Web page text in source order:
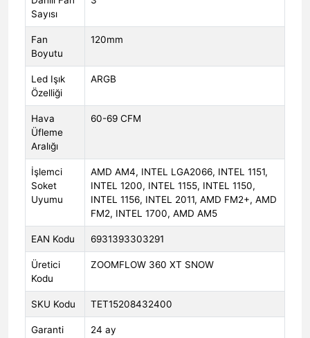
Sayısı
Fan
Boyutu
120mm
Led Işık
Özelliği
ARGB
Hava
Üfleme
Aralığı
60-69 CFM
İşlemci
Soket
Uyumu
AMD AM4, INTEL LGA2066, INTEL 1151,
INTEL 1200, INTEL 1155, INTEL 1150,
INTEL 1156, INTEL 2011, AMD FM2+, AMD
FM2, INTEL 1700, AMD AM5
EAN Kodu 6931393303291
Üretici
Kodu
ZOOMFLOW 360 XT SNOW
SKU Kodu TET15208432400
Garanti
24 ay